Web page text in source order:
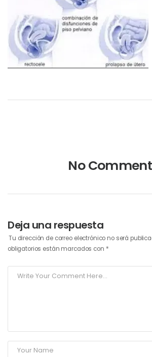
No
Deja una respuesta
Tu dirección de correo electrónico no será
obligatorios están marcados con *